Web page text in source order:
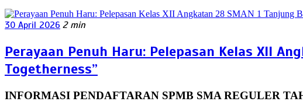
30 April 2026 2 min
Perayaan Penuh Haru: Pelepasan Kelas XII
Togetherness”
INFORMASI PENDAFTARAN SPMB SMA REGULER